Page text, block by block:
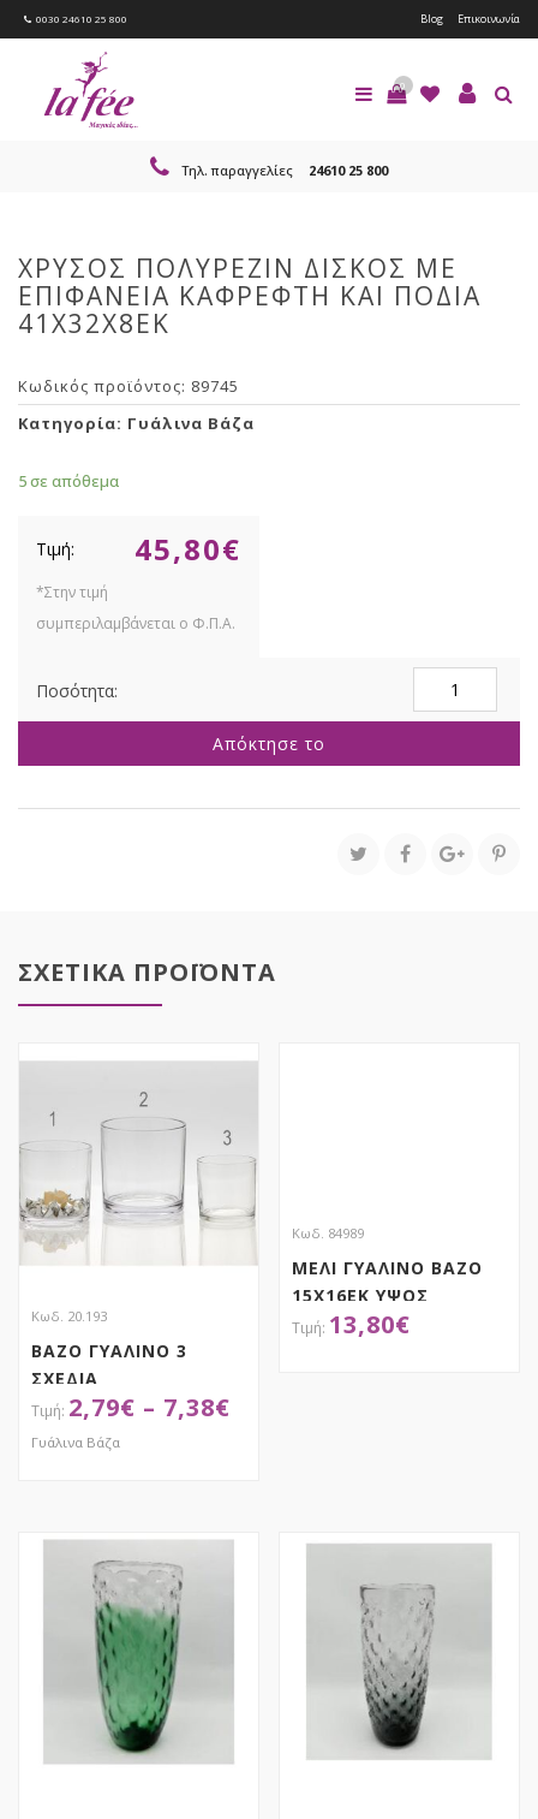
0030 24610 25 800 Blog Επικοινωνία
0
Τηλ. παραγγελίες 24610 25 800
ΧΡΥΣΟΣ ΠΟΛΥΡΕΖΙΝ ΔΙΣΚΟΣ ΜΕ
ΕΠΙΦΑΝΕΙΑ ΚΑΦΡΕΦΤΗ ΚΑΙ ΠΟΔΙΑ
41Χ32Χ8ΕΚ
Κωδικός προϊόντος: 89745
Κατηγορία: Γυάλινα Βάζα
5 σε απόθεμα
45,80€
ΠΟΛΥΡΕΖΙΝ
ΔΙΣΚΟΣ
ΕΠΙΦΑΝΕΙΑ
ΠΟΔΙΑ
41Χ32Χ8ΕΚ
Απόκτησε το
ΣΧΕΤΙΚΑ ΠΡΟΪΟΝΤΑ
Κωδ. 20.193
ΒΑΖΟ ΓΥΑΛΙΝΟ 3
ΣΧΕΔΙΑ
2,79€ – 7,38€
Γυάλινα Βάζα
Κωδ. 84989
ΜΕΛΙ ΓΥΑΛΙΝΟ ΒΑΖΟ
15Χ16ΕΚ ΥΨΟΣ
13,80€